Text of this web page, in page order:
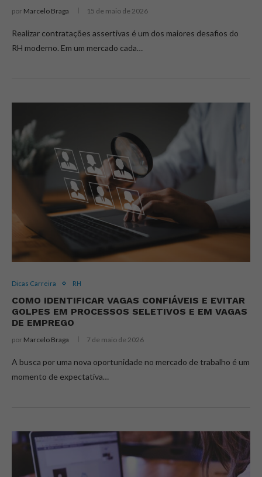
por Marcelo Braga 15 de maio de 2026
Realizar contratações assertivas é um dos maiores desafios do
RH moderno. Em um mercado cada…
Dicas Carreira RH
COMO IDENTIFICAR VAGAS CONFIÁVEIS E EVITAR
GOLPES EM PROCESSOS SELETIVOS E EM VAGAS
DE EMPREGO
por Marcelo Braga 7 de maio de 2026
A busca por uma nova oportunidade no mercado de trabalho é um
momento de expectativa…